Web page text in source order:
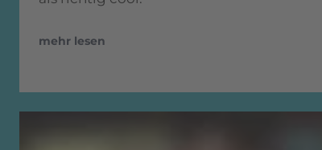
mehr lesen